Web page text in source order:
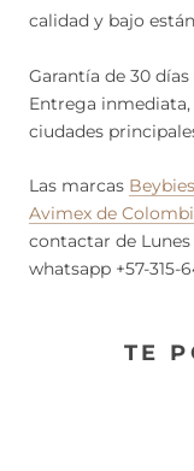
calidad y bajo
Garantía de 30
Entrega
ciudades
Las marcas Beybies
Avimex de
contactar de
whatsapp +57-315-
TE